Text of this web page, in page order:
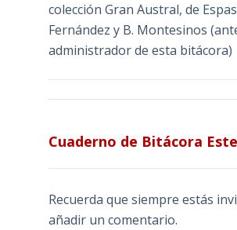
colección Gran Austral, de
Fernández y B. Montesinos
administrador de esta bitácora)
Cuaderno de Bitácora
Recuerda que siempre estás
añadir un comentario.